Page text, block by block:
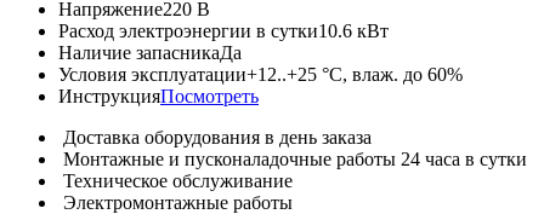
Напряжение220 В
Расход электроэнергии в сутки10.6 кВт
Наличие запасникаДа
Условия эксплуатации+12..+25 °C, влаж. до 60%
ИнструкцияПосмотреть
Доставка оборудования в день заказа
Монтажные и пусконаладочные работы 24 часа в сутки
Техническое обслуживание
Электромонтажные работы